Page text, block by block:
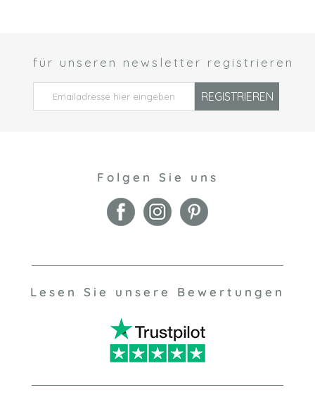
für unseren newsletter registrieren
REGISTRIEREN
Folgen Sie uns
Lesen Sie unsere Bewertungen